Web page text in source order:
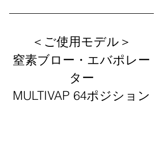
＜ご使用モデル＞
窒素ブロー・エバポレー
ター
MULTIVAP 64ポジション